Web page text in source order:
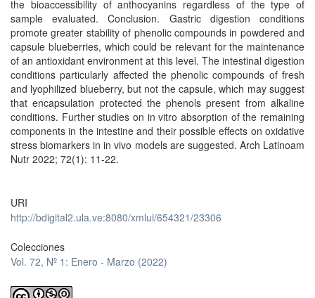
the bioaccessibility of anthocyanins regardless of the type of
sample evaluated. Conclusion. Gastric digestion conditions
promote greater stability of phenolic compounds in powdered and
capsule blueberries, which could be relevant for the maintenance
of an antioxidant environment at this level. The intestinal digestion
conditions particularly affected the phenolic compounds of fresh
and lyophilized blueberry, but not the capsule, which may suggest
that encapsulation protected the phenols present from alkaline
conditions. Further studies on in vitro absorption of the remaining
components in the intestine and their possible effects on oxidative
stress biomarkers in in vivo models are suggested. Arch Latinoam
Nutr 2022; 72(1): 11-22.
URI
http://bdigital2.ula.ve:8080/xmlui/654321/23306
Colecciones
Vol. 72, Nº 1: Enero - Marzo (2022)